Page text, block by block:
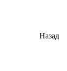
Назад